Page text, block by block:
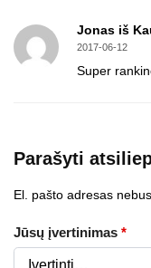
Jonas iš
2017-06-12
Super
Parašyti
El. pašto adresas
Jūsų įvertinimas *